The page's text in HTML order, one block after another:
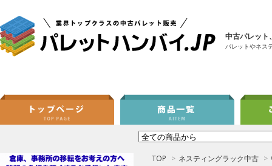
中古パレット
パレットやネス
TOP > ネスティングラック中古 >